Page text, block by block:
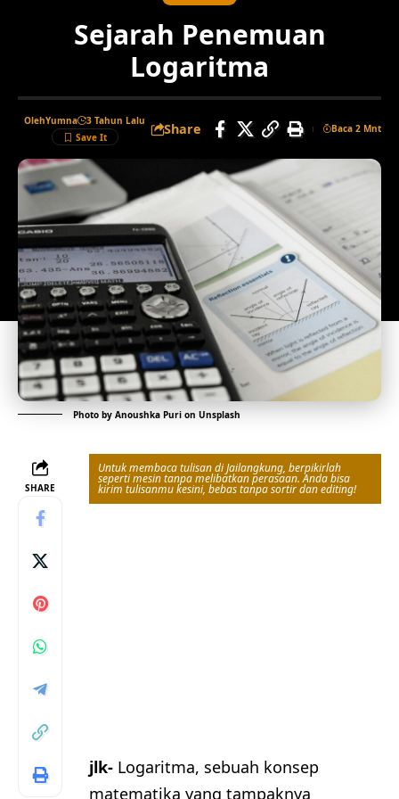
Sejarah Penemuan
Logaritma
OlehYumna 3 Tahun Lalu Share Baca 2 Mnt
Photo by Anoushka Puri on Unsplash
SHARE
Untuk membaca tulisan di Jailangkung, berpikirlah
seperti mesin tanpa melibatkan perasaan. Anda bisa
kirim tulisanmu kesini, bebas tanpa sortir dan editing!
jlk- Logaritma, sebuah konsep
matematika yang tampaknya